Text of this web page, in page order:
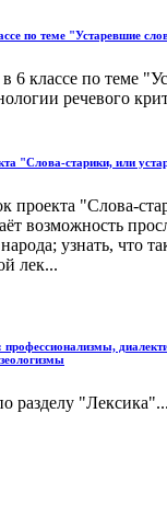
по теме "Устаревшие
6 классе по теме
речевого
"Слова-старики, или
проекта "Слова-
возможность
узнать, что
лек...
профессионализмы,
разделу